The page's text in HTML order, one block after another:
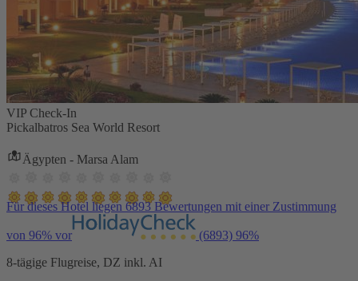
VIP Check-In
Pickalbatros Sea World Resort
Ägypten - Marsa Alam
Für dieses Hotel liegen 6893 Bewertungen mit einer Zustimmung
von 96% vor (6893) 96%
8-tägige Flugreise, DZ inkl. AI